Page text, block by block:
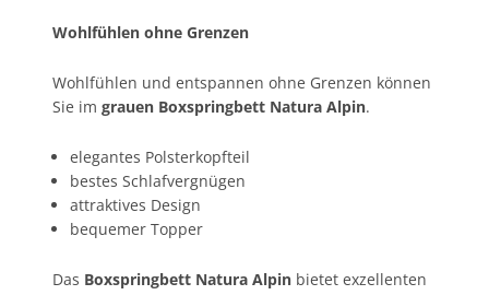
Wohlfühlen ohne Grenzen
Wohlfühlen und entspannen ohne Grenzen können
Sie im grauen Boxspringbett Natura Alpin.
elegantes Polsterkopfteil
bestes Schlafvergnügen
attraktives Design
bequemer Topper
Das Boxspringbett Natura Alpin bietet exzellenten